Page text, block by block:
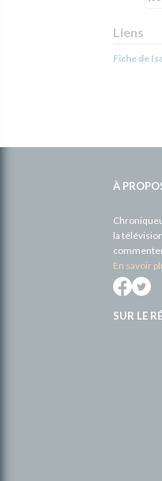
Liens
Fiche de
À
la
En savoir
SUR LE